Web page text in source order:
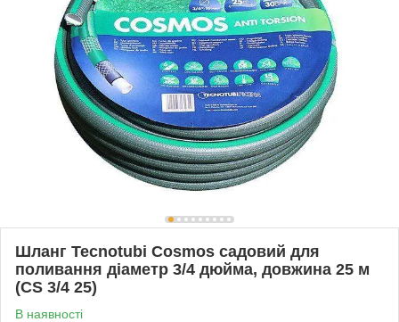
Шланг Tecnotubi Cosmos садовий для
поливання діаметр 3/4 дюйма, довжина 25 м
(CS 3/4 25)
В наявності